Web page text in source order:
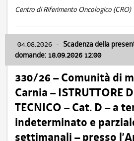
Centro di Riferimento Oncologico (CRO)
04.08.2026 - Scadenza della
domande: 18.09.2026 12:00
330/26 – Comunità di
Carnia – ISTRUTTORE
TECNICO – Cat. D – a
indeterminato e
settimanali – presso